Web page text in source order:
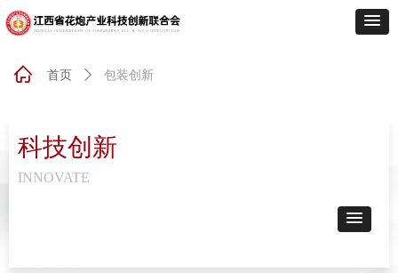
ꀇ
科技创新
INNOVATE
首页 ꄲ 包装创新